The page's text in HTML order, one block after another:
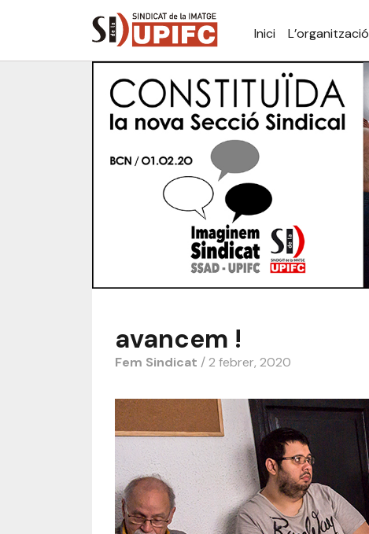
Inici L’organització
avancem !
Fem Sindicat / 2 febrer, 2020